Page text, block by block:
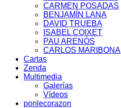
CARMEN POSADAS
BENJAMÍN LANA
DAVID TRUEBA
ISABEL COIXET
PAU ARENÓS
CARLOS MARIBONA
Cartas
Zenda
Multimedia
Galerías
Vídeos
ponlecorazon